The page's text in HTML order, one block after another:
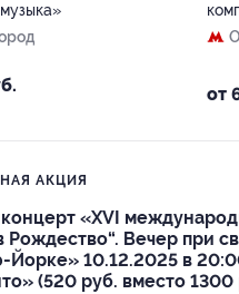
от
АКЦИЯ
«XVI
Рождество“. Вечер при
Йорке» 10.12.2025 в
(520 руб. вместо 1300